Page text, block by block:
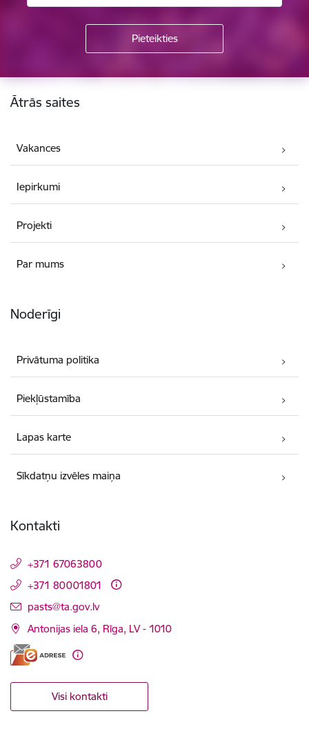
Kājene
Ātrās saites
Vakances
Iepirkumi
Projekti
Par mums
Noderīgi
Privātuma politika
Piekļūstamība
Lapas karte
Sīkdatņu izvēles maiņa
Kontakti
+371 67063800
+371 80001801
E-pasts:
pasts@ta.gov.lv
Antonijas iela 6, Rīga, LV - 1010
Visi kontakti